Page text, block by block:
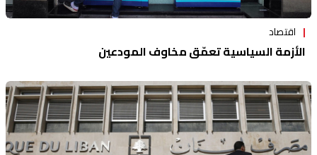
اقتصاد
الأزمة السياسية تعمّق مخاوف المودعين